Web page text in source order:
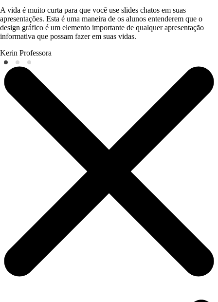
A vida é muito curta para que você use slides chatos em suas
apresentações. Esta é uma maneira de os alunos entenderem que o
design gráfico é um elemento importante de qualquer apresentação
informativa que possam fazer em suas vidas.
Kerin Professora